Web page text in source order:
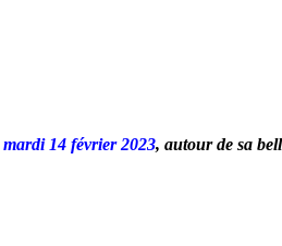
mardi 14 février 2023, autour de sa